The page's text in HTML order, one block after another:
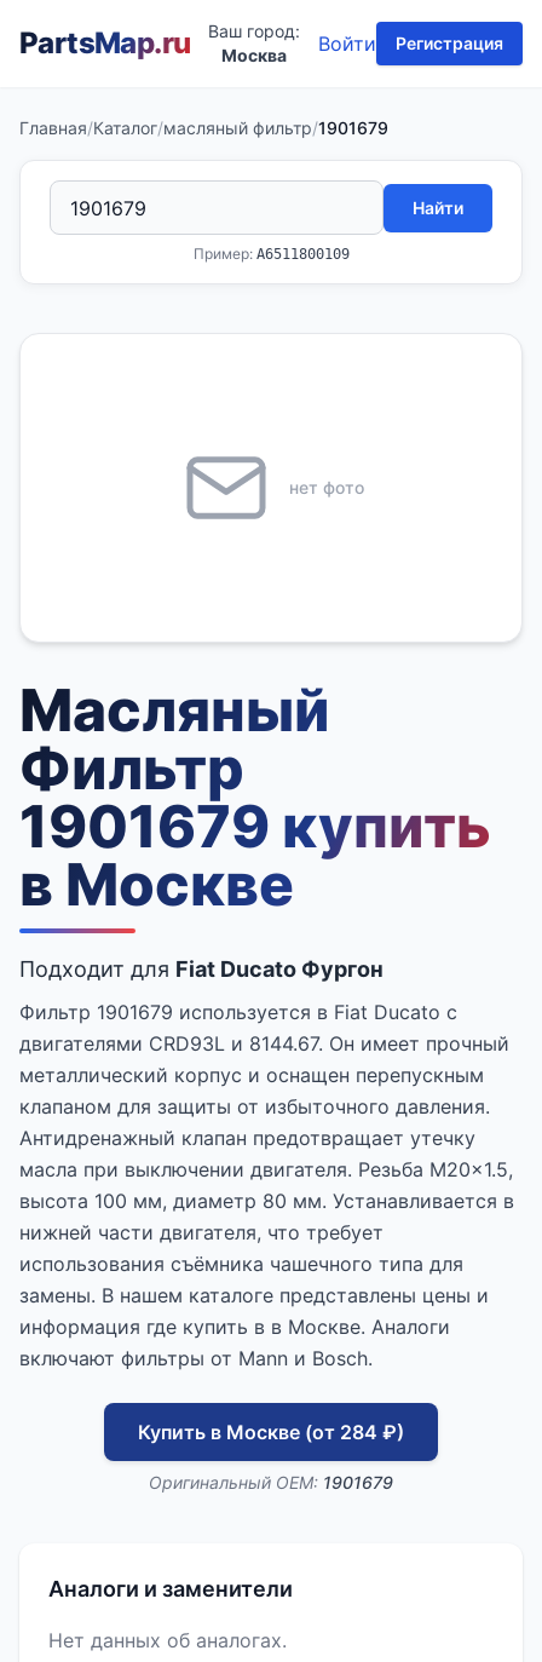
PartsMap.ru
Ваш город:
Москва
Войти Регистрация
Главная/Каталог/масляный фильтр/1901679
Найти
Пример: A6511800109
нет фото
Масляный
Фильтр
1901679 купить
в Москве
Подходит для Fiat Ducato Фургон
Фильтр 1901679 используется в Fiat Ducato с
двигателями CRD93L и 8144.67. Он имеет прочный
металлический корпус и оснащен перепускным
клапаном для защиты от избыточного давления.
Антидренажный клапан предотвращает утечку
масла при выключении двигателя. Резьба M20x1.5,
высота 100 мм, диаметр 80 мм. Устанавливается в
нижней части двигателя, что требует
использования съёмника чашечного типа для
замены. В нашем каталоге представлены цены и
информация где купить в в Москве. Аналоги
включают фильтры от Mann и Bosch.
Купить в Москве (от 284 ₽)
Оригинальный OEM: 1901679
Аналоги и заменители
Нет данных об аналогах.